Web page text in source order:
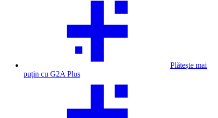
Plătește mai
puțin cu G2A Plus